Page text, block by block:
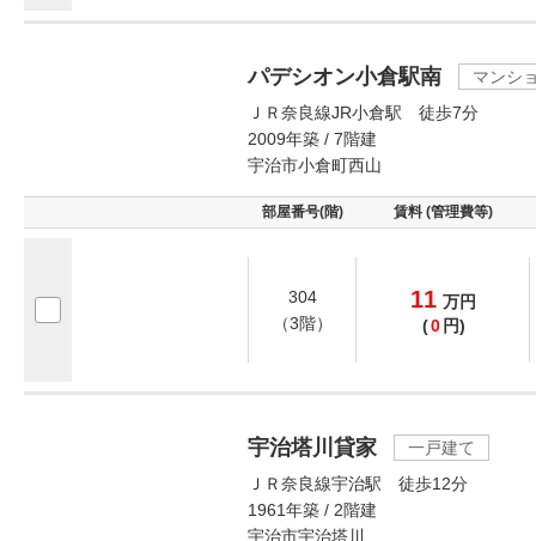
パデシオン小倉駅南
マンシ
ＪＲ奈良線JR小倉駅 徒歩7分
2009年築 / 7階建
宇治市小倉町西山
部屋番号(階) 賃料 (管理費等)
304
（3階）
11 万円
(0 円)
宇治塔川貸家
一戸建て
ＪＲ奈良線宇治駅 徒歩12分
1961年築 / 2階建
宇治市宇治塔川